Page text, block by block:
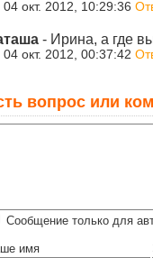
04 окт. 2012, 10:29:36
- Ирина, а где
04 окт. 2012, 00:37:42
вопрос или
Сообщение только для
имя